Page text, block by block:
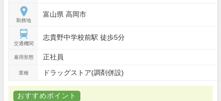
勤務地
富山県 高岡市
交通機関
志貴野中学校前駅 徒歩5分
雇用形態 正社員
業種 ドラッグストア(調剤併設)
おすすめポイント